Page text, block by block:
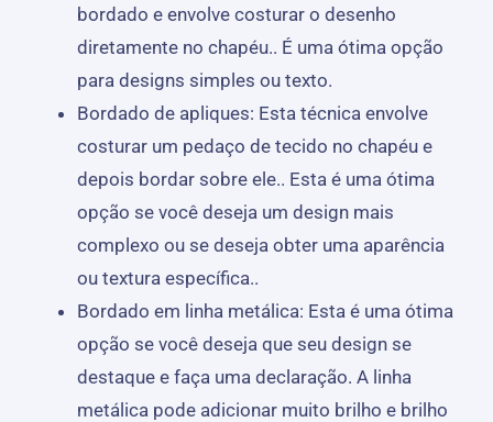
bordado e envolve costurar o desenho
diretamente no chapéu.. É uma ótima opção
para designs simples ou texto.
Bordado de apliques: Esta técnica envolve
costurar um pedaço de tecido no chapéu e
depois bordar sobre ele.. Esta é uma ótima
opção se você deseja um design mais
complexo ou se deseja obter uma aparência
ou textura específica..
Bordado em linha metálica: Esta é uma ótima
opção se você deseja que seu design se
destaque e faça uma declaração. A linha
metálica pode adicionar muito brilho e brilho